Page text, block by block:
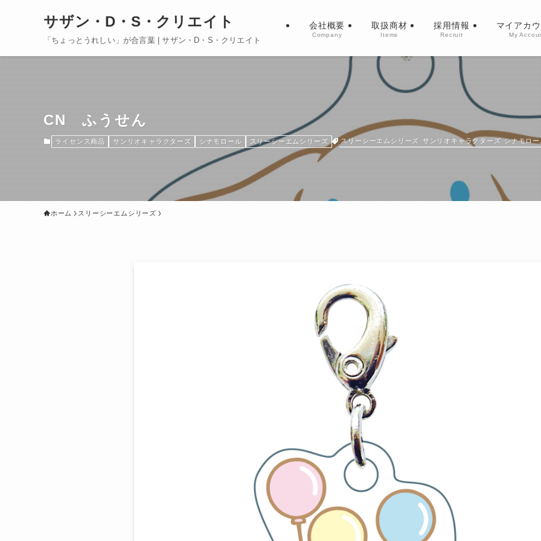
サザン・D・S・クリエイト
「ちょっとうれしい」が合言葉 | サザン・D・S・クリエイト
会社概要
Company
取扱商材
Items
採用情報
Recruit
マイアカ
My
CN ふうせん
ライセンス商品 サンリオキャラクターズ シナモロール スリーシーエムシリーズ スリーシーエムシリーズ サンリオキャラクターズ シナモロー
ホーム スリーシーエムシリーズ